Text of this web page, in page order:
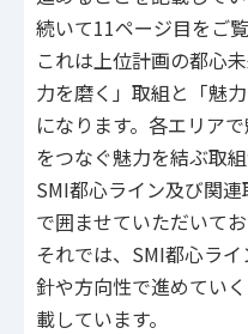
続いて11ページ目をご覧
これは上位計画の都心
力を磨く」取組と「魅
になります。各エリア
をつなぐ魅力を結ぶ取
SMI都心ライン及び関
で囲ませていただいてお
それでは、SMI都心ラ
針や方向性で進めてい
載しています。